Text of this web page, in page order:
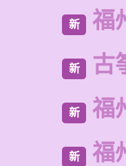
新 福
新 古
新 福
新 福